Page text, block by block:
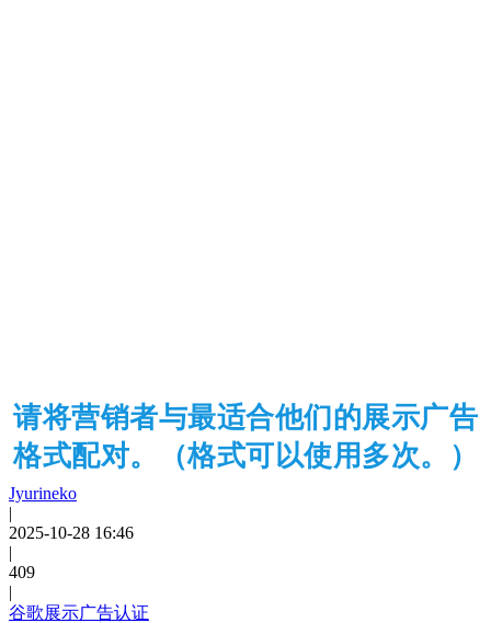
请将营销者与最适合他们的展示广告
格式配对。（格式可以使用多次。）
Jyurineko
|
2025-10-28 16:46
|
409
|
谷歌展示广告认证